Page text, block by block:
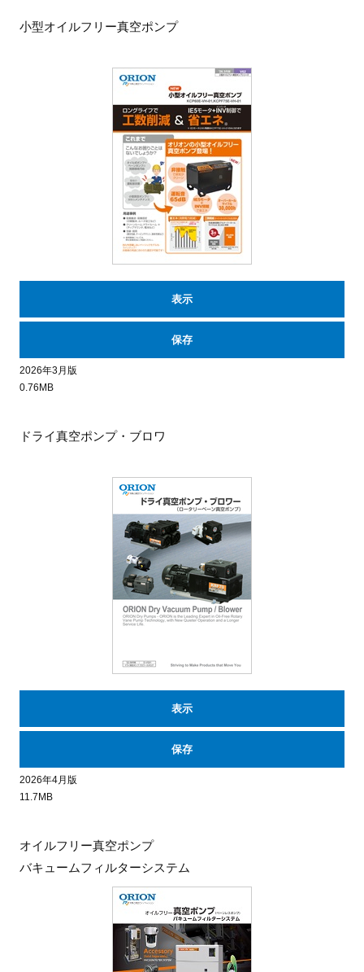
小型オイルフリー真空ポンプ
表示
保存
2026年3月版
0.76MB
ドライ真空ポンプ・ブロワ
表示
保存
2026年4月版
11.7MB
オイルフリー真空ポンプ
バキュームフィルターシステム